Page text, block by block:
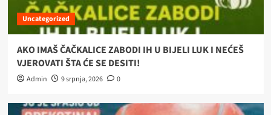
Uncategorized
AKO IMAŠ ČAČKALICE ZABODI IH U BIJELI LUK I NEĆEŠ
VJEROVATI ŠTA ĆE SE DESITI!
Admin 9 srpnja, 2026 0